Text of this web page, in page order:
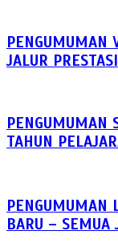
PENGUMUMAN
JALUR PRESTASI
PENGUMUMAN
TAHUN
PENGUMUMAN
BARU – SEMUA